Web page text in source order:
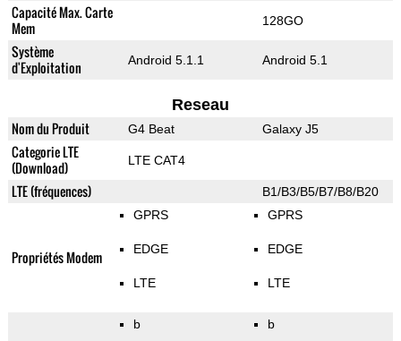
Capacité Max. Carte
Mem
128GO
Système
d'Exploitation
Android 5.1.1 Android 5.1
Reseau
Nom du Produit G4 Beat Galaxy J5
Categorie LTE
(Download)
LTE CAT4
LTE (fréquences) B1/B3/B5/B7/B8/B20
Propriétés Modem
GPRS
EDGE
LTE
GPRS
EDGE
LTE
b b